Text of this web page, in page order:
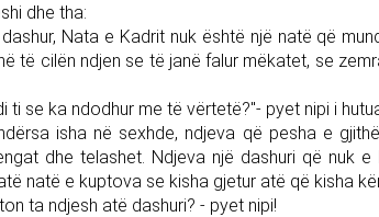
dhe tha:
dashur, Nata e Kadrit nuk është një natë që
të cilën ndjen se të janë falur mëkatet, se
ti se ka ndodhur me të vërtetë?"- pyet nipi i
isha në sexhde, ndjeva që pesha e
dhe telashet. Ndjeva një dashuri që nuk
natë e kuptova se kisha gjetur atë që kisha
ta ndjesh atë dashuri? - pyet nipi!